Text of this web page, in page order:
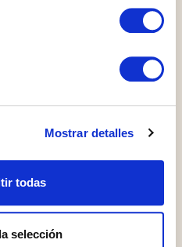
Mostrar detalles
todas
selección